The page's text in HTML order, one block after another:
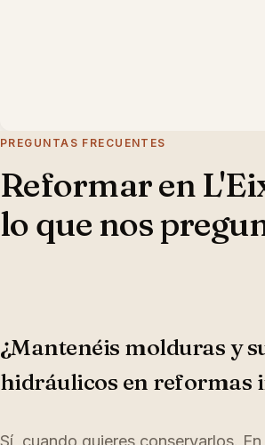
PREGUNTAS FRECUENTES
Reformar en
lo que nos
¿Mantenéis molduras y
hidráulicos en reformas
Sí, cuando quieres conservarlos.